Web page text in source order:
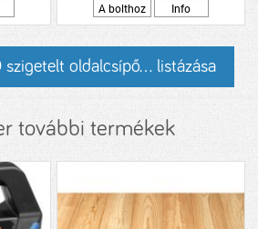
A bolthoz
Info
szigetelt oldalcsípő... listázása
további termékek